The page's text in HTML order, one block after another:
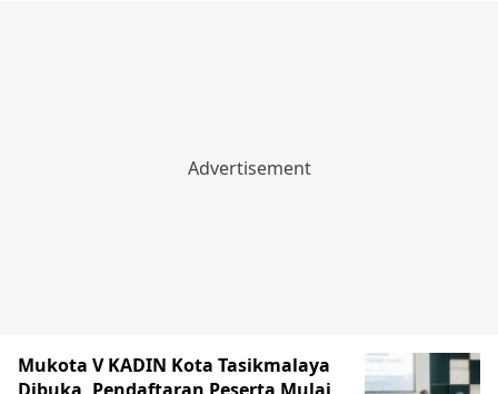
Mukota V KADIN Kota Tasikmalaya